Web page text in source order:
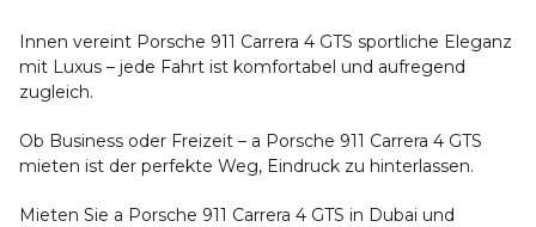
Innen vereint Porsche 911 Carrera 4 GTS sportliche Eleganz
mit Luxus – jede Fahrt ist komfortabel und aufregend
zugleich.
Ob Business oder Freizeit – a Porsche 911 Carrera 4 GTS
mieten ist der perfekte Weg, Eindruck zu hinterlassen.
Mieten Sie a Porsche 911 Carrera 4 GTS in Dubai und